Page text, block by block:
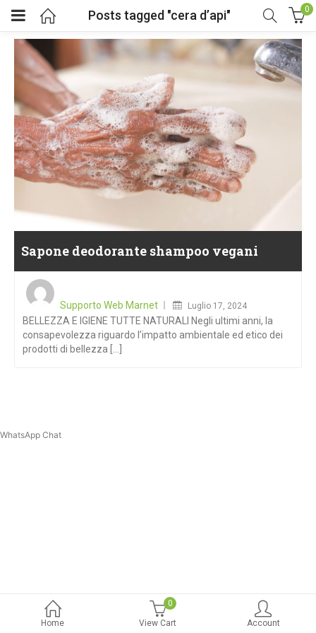
Posts tagged "cera d’api" 0
Home
0
View Cart
Account
Sapone deodorante shampoo vegani
Supporto Web Marnet
Luglio 17, 2024
BELLEZZA E IGIENE TUTTE NATURALI Negli ultimi anni, la
consapevolezza riguardo l’impatto ambientale ed etico dei
prodotti di bellezza [...]
WhatsApp Chat